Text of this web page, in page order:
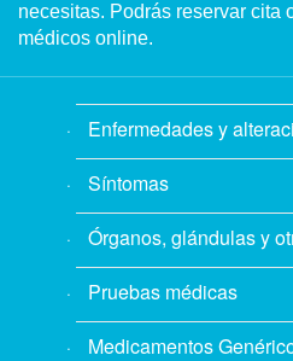
necesitas. Podrás reservar cita
médicos online.
Enfermedades y
Síntomas
Órganos, glándulas y
Pruebas médicas
Medicamentos